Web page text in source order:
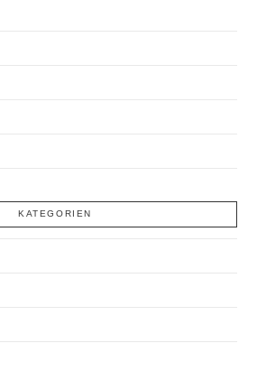
KATEGORIEN